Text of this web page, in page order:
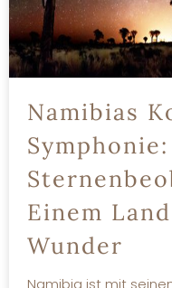
Namibias
Symphonie:
Einem
Wunder
Namibia ist mit